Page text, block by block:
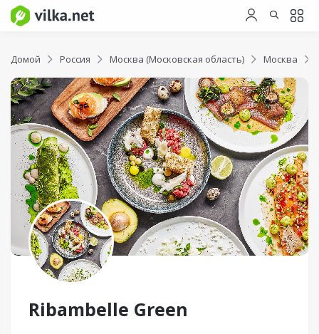
Домой Россия Москва (Московская область) Москва
Ribambelle Green